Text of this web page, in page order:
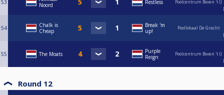
53
Noord
Restless Poolcentrum Boven 't IJ
54
Chalk is
Cheap
Break 'm
up!
Poollokaal De Gracht
55 The Moats
Purple
Reign
Poolcentrum Boven 't IJ
Round 12